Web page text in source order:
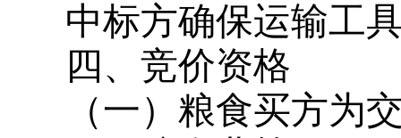
中标方确保运输工
四、竞价资格
（一）粮食买方为